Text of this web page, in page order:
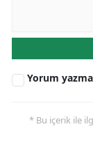
Yorum
* Bu içerik ile